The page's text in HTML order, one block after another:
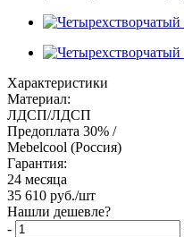
Характеристики
Материал:
ЛДСП/ЛДСП
Предоплата 30% /
Mebelcool (Россия)
Гарантия:
24 месяца
35 610 руб./шт
Нашли дешевле?
-